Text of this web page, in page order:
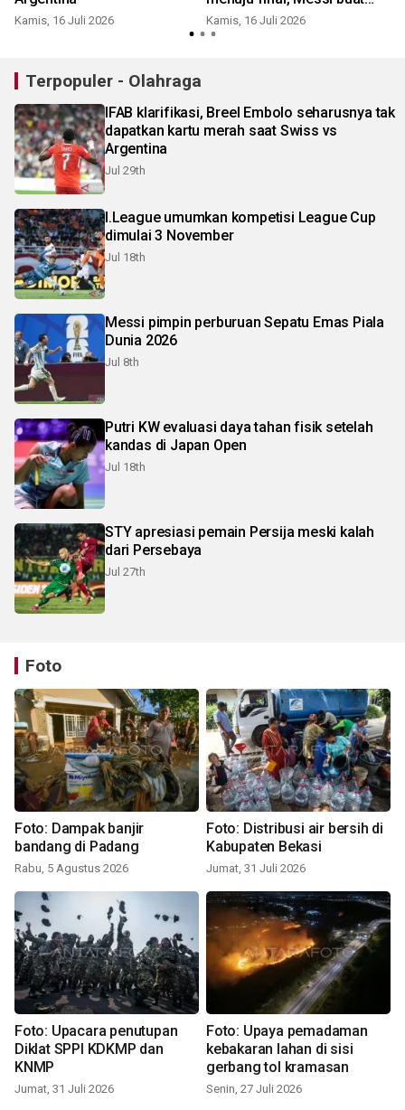
Kamis, 16 Juli 2026
dua assist
Kamis, 16 Juli 2026
Terpopuler - Olahraga
IFAB klarifikasi, Breel Embolo seharusnya tak
dapatkan kartu merah saat Swiss vs
Argentina
Jul 29th
I.League umumkan kompetisi League Cup
dimulai 3 November
Jul 18th
Messi pimpin perburuan Sepatu Emas Piala
Dunia 2026
Jul 8th
Putri KW evaluasi daya tahan fisik setelah
kandas di Japan Open
Jul 18th
STY apresiasi pemain Persija meski kalah
dari Persebaya
Jul 27th
Foto
Foto: Dampak banjir
bandang di Padang
Rabu, 5 Agustus 2026
Foto: Distribusi air bersih di
Kabupaten Bekasi
Jumat, 31 Juli 2026
Foto: Upacara penutupan
Diklat SPPI KDKMP dan
KNMP
Jumat, 31 Juli 2026
Foto: Upaya pemadaman
kebakaran lahan di sisi
gerbang tol kramasan
Senin, 27 Juli 2026